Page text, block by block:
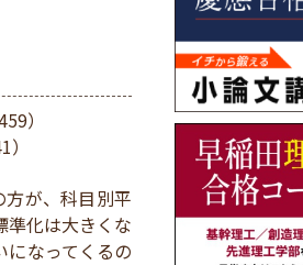
）
が、科目別平
準化は大きくな
になってくるの